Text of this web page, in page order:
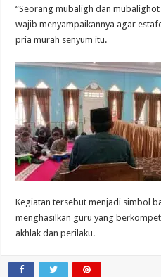
“Seorang mubaligh dan
wajib menyampaikannya agar
pria murah senyum itu.
Kegiatan tersebut menjadi simbol
menghasilkan guru yang
akhlak dan perilaku.